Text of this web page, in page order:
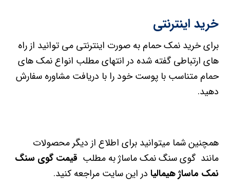
خرید اینترنتی
برای خرید نمک حمام به صورت اینترنتی می توانید از راه
های ارتباطی گفته شده در انتهای مطلب انواع نمک های
حمام متناسب با پوست خود را با دریافت مشاوره سفارش
دهید.
همچنین شما میتوانید برای اطلاع از دیگر محصولات
مانند گوی سنگ نمک ماساژ به مطلب قیمت گوی سنگ
نمک ماساژ هیمالیا در این سایت مراجعه کنید.